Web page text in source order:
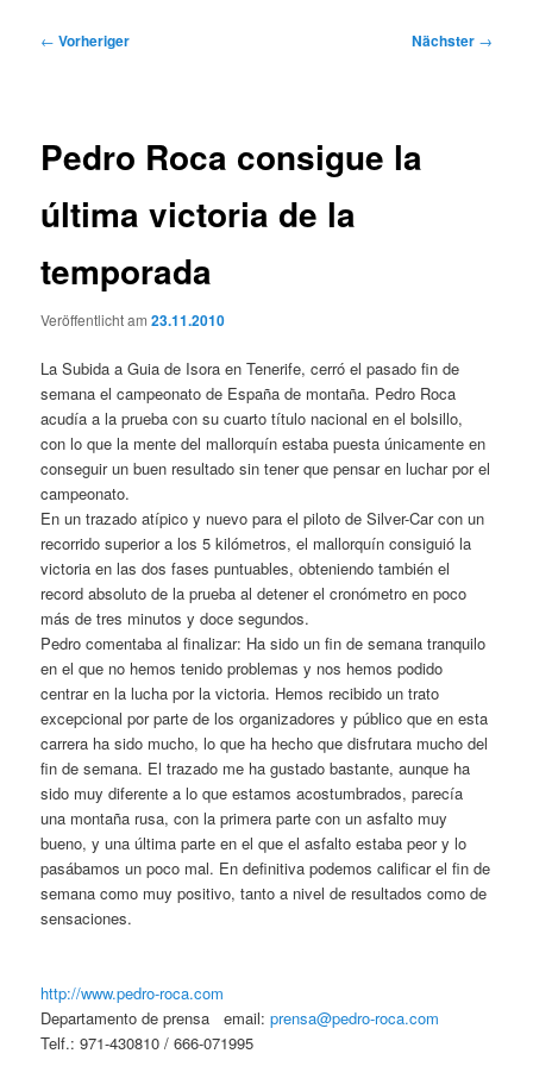
Beitragsnavigation
← Vorheriger Nächster →
Pedro Roca consigue la
última victoria de la
temporada
Veröffentlicht am23.11.2010
La Subida a Guia de Isora en Tenerife, cerró el pasado fin de
semana el campeonato de España de montaña. Pedro Roca
acudía a la prueba con su cuarto título nacional en el bolsillo,
con lo que la mente del mallorquín estaba puesta únicamente en
conseguir un buen resultado sin tener que pensar en luchar por el
campeonato.
En un trazado atípico y nuevo para el piloto de Silver-Car con un
recorrido superior a los 5 kilómetros, el mallorquín consiguió la
victoria en las dos fases puntuables, obteniendo también el
record absoluto de la prueba al detener el cronómetro en poco
más de tres minutos y doce segundos.
Pedro comentaba al finalizar: Ha sido un fin de semana tranquilo
en el que no hemos tenido problemas y nos hemos podido
centrar en la lucha por la victoria. Hemos recibido un trato
excepcional por parte de los organizadores y público que en esta
carrera ha sido mucho, lo que ha hecho que disfrutara mucho del
fin de semana. El trazado me ha gustado bastante, aunque ha
sido muy diferente a lo que estamos acostumbrados, parecía
una montaña rusa, con la primera parte con un asfalto muy
bueno, y una última parte en el que el asfalto estaba peor y lo
pasábamos un poco mal. En definitiva podemos calificar el fin de
semana como muy positivo, tanto a nivel de resultados como de
sensaciones.
http://www.pedro-roca.com
Departamento de prensa email:prensa@pedro-roca.com
Telf.: 971-430810 / 666-071995